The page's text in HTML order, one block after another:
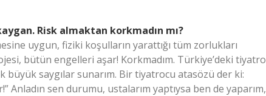
Risk almaktan korkmadın mı?
uygun, fiziki koşulların yarattığı tüm zorlukları
bütün engelleri aşar! Korkmadım. Türkiye’deki tiyatro
büyük saygılar sunarım. Bir tiyatrocu atasözü der ki:
Anladın sen durumu, ustalarım yaptıysa ben de yaparım,